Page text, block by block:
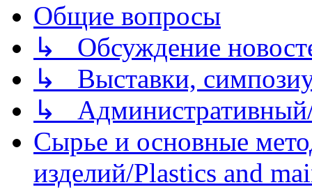
Общие вопросы
↳ Обсуждение
↳ Выставки,
↳
Сырье и основные
изделий/Plastics and